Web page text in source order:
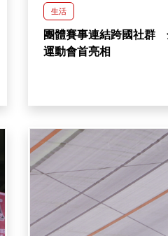
生活
團體賽事連結跨國社群
運動會首亮相